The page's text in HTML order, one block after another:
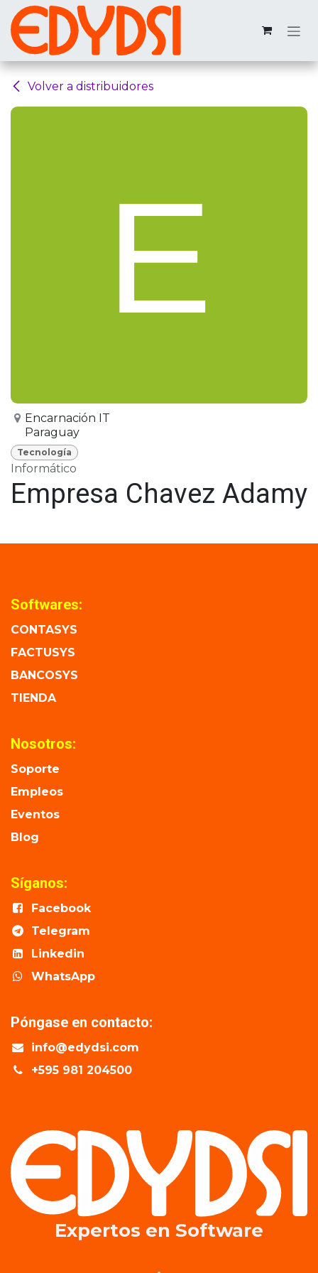
Ir al contenido
Volver a distribuidores
Encarnación IT
Paraguay
Tecnología
Informático
Empresa Chavez Adamy
Softwares:
CONTASYS
FACTUSYS
BANCOSYS
TIENDA
Nosotros:
Soporte
Empleos
Eventos
Blog
Síganos:
Facebook
Telegram
Linkedin
WhatsApp
Póngase en contacto:
info@edydsi.com
+595 981 204500
Expertos en​ Software